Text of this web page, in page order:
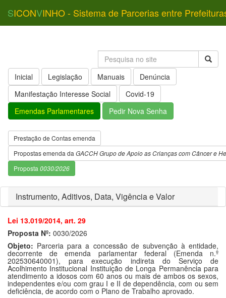
SICONVINHO - Sistema de Parcerias entre
Inicial Legislação Manuais
Denúncia
Manifestação Interesse Social
Covid-19
Emendas Parlamentares
Pedir Nova Senha
Prestação de Contas emenda
Propostas emenda da GACCH Grupo de Apoio as Crianças com Câncer e
Proposta 0030/2026
Instrumento, Aditivos, Data, Vigência e Valor
Lei 13.019/2014, art. 29
Proposta Nº: 0030/2026
Objeto: Parceria para a concessão de subvenção à entidade,
decorrente de emenda parlamentar federal (Emenda n.º
202530640001), para execução indireta do Serviço de
Acolhimento Institucional Instituição de Longa Permanência para
atendimento a idosos com 60 anos ou mais de ambos os sexos,
independentes e/ou com grau I e II de dependência, com ou sem
deficiência, de acordo com o Plano de Trabalho aprovado.